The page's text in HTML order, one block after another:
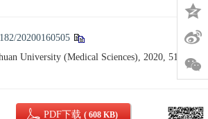
20200160505
University (Medical Sciences), 2020, 51(1): 97-
PDF下载( 608 KB)